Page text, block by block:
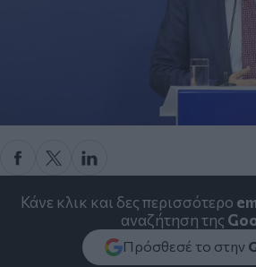
Κάνε κλικ και δες περισσότερο
αναζήτηση της
Πρόσθεσέ το στην